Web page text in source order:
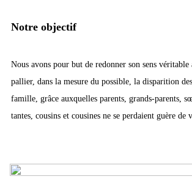
Notre objectif
Nous avons pour but de redonner son sens
pallier, dans la mesure du possible, la disparition
famille, grâce auxquelles parents, grands-parents,
tantes, cousins et cousines ne se perdaient guère de